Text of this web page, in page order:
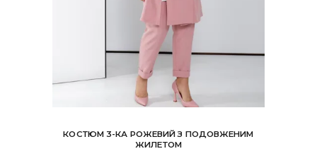
КОСТЮМ 3-КА РОЖЕВИЙ З ПОДОВЖЕНИМ
ЖИЛЕТОМ